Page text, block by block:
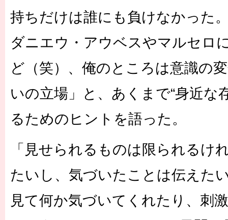
持ちだけは誰にも負けなかった
ダニエウ・アウベスやマルセロ
ど（笑）、俺のところは意識の
いの立場」と、あくまで“身近な
るためのヒントを語った。
「見せられるものは限られるけ
たいし、気づいたことは伝えた
見て何か気づいてくれたり、刺